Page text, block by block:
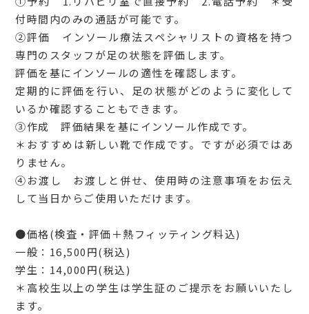
付時間内のみの通話が可能です。
②評価 インソール療法スペシャリストの資格を持つ
専門のスタッフが足の状態を評価します。
評価を基にインソールの適性を確認します。
定期的に評価を行い、足の状態がどのように変化して
いるか確認することもできます。
③作成 評価結果を基にインソール作成です。
＊おすすめは新しい靴で作成です。ですが必須ではあ
りません。
④お渡し お渡しと併せ、使用時の注意事項をお伝え
して当日からご使用いただけます。
●価格(検査・評価＋熱フィッティング料込)
一般：16,500円(税込)
学生：14,000円(税込)
＊高校生以上の学生は学生証のご提示をお願いいたし
ます。